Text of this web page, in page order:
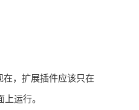
，扩展插件应该只在
运行。